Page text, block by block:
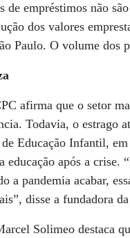
de empréstimos não
dos valores
Paulo. O volume dos
afirma que o setor
Todavia, o estrago
Educação Infantil,
educação após a
a pandemia acabar,
disse a fundadora
Solimeo destaca